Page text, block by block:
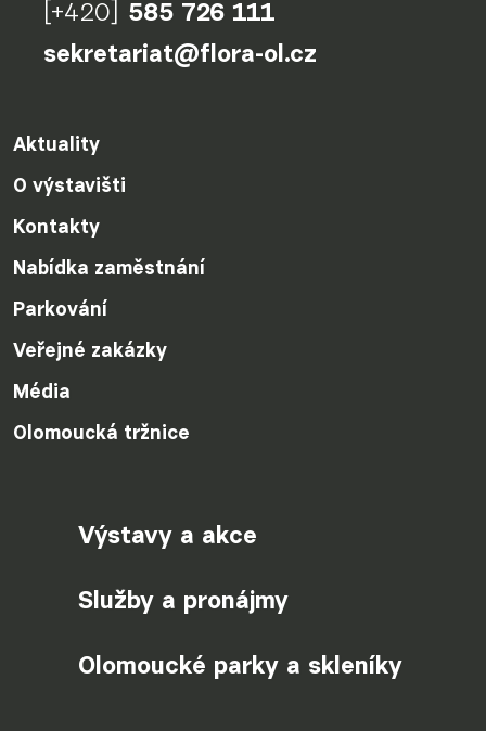
[+420]
585 726 111
sekretariat@flora-ol.cz
Aktuality
O výstavišti
Kontakty
Nabídka zaměstnání
Parkování
Veřejné zakázky
Média
Olomoucká tržnice
Výstavy a akce
Služby a pronájmy
Olomoucké parky a skleníky